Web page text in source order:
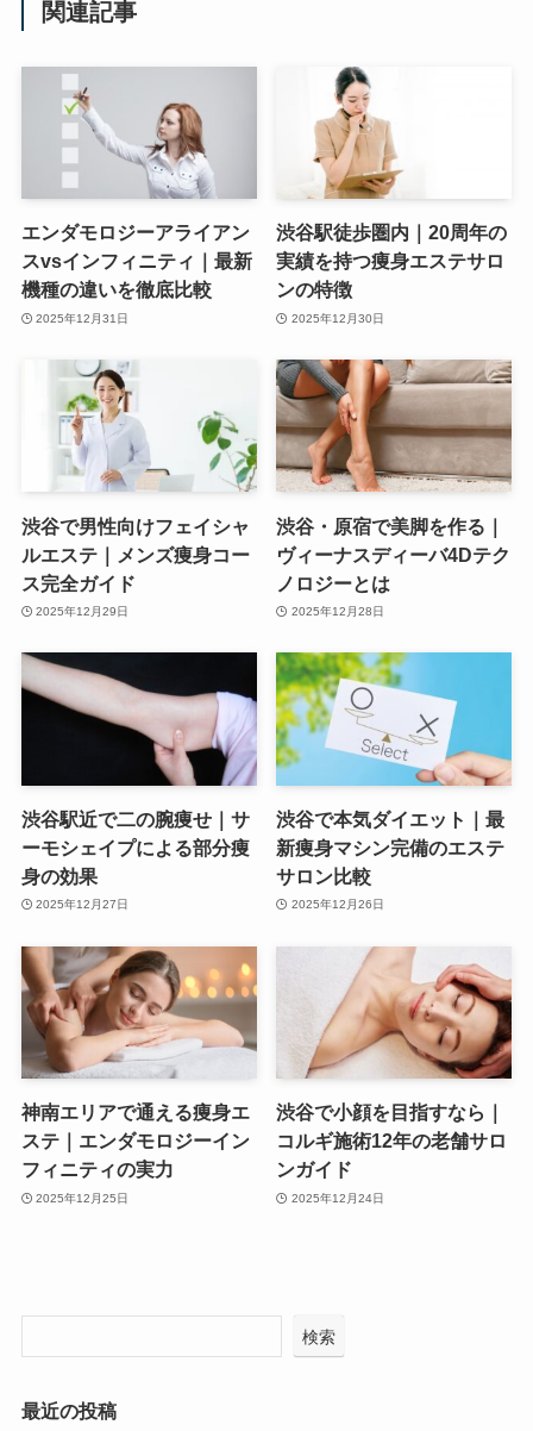
関連記事
エンダモロジーアライアン
スvsインフィニティ｜最新
機種の違いを徹底比較
2025年12月31日
渋谷駅徒歩圏内｜20周年の
実績を持つ痩身エステサロ
ンの特徴
2025年12月30日
渋谷で男性向けフェイシャ
ルエステ｜メンズ痩身コー
ス完全ガイド
2025年12月29日
渋谷・原宿で美脚を作る｜
ヴィーナスディーバ4Dテク
ノロジーとは
2025年12月28日
渋谷駅近で二の腕痩せ｜サ
ーモシェイプによる部分痩
身の効果
2025年12月27日
渋谷で本気ダイエット｜最
新痩身マシン完備のエステ
サロン比較
2025年12月26日
神南エリアで通える痩身エ
ステ｜エンダモロジーイン
フィニティの実力
2025年12月25日
渋谷で小顔を目指すなら｜
コルギ施術12年の老舗サロ
ンガイド
2025年12月24日
検索
最近の投稿